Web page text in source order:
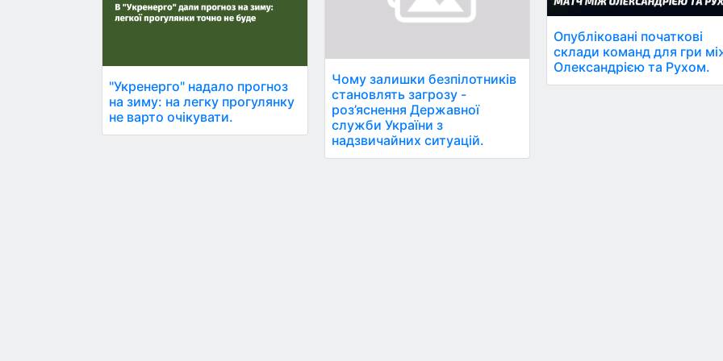
"Укренерго" надало прогноз
на зиму: на легку прогулянку
не варто очікувати.
Чому залишки безпілотників
становлять загрозу -
роз’яснення Державної
служби України з
надзвичайних ситуацій.
Опубліковані початкові
склади команд для гри
Олександрією та Рухом.